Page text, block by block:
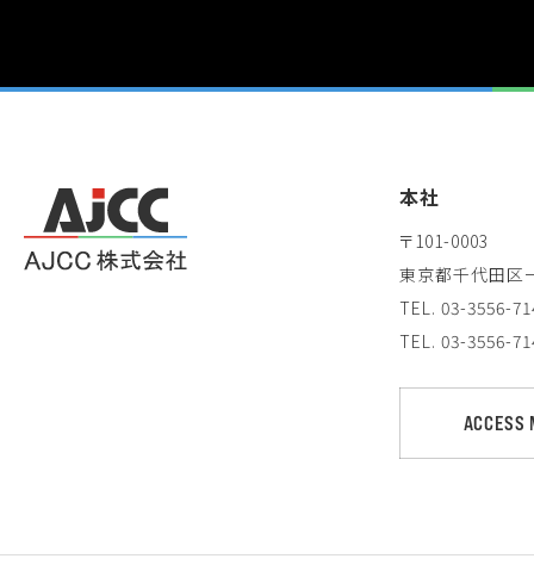
本社
〒101-0003
東京都千代田区
TEL. 03-3556-
TEL. 03-3556-
ACCESS